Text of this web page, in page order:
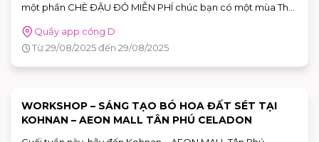
một phần CHÈ ĐẬU ĐỎ MIỄN PHÍ chúc bạn có một mùa Thất
Tịch thật hạnh phúc.
Quầy app cổng D
Từ 29/08/2025 đến 29/08/2025
WORKSHOP – SÁNG TẠO BÓ HOA ĐẤT SÉT TẠI
KOHNAN – AEON MALL TÂN PHÚ CELADON